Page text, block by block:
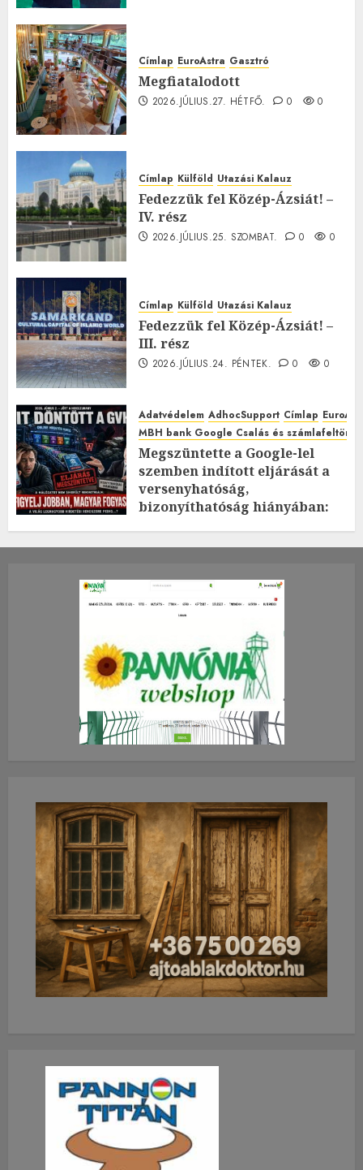
Címlap EuroAstra Gasztró
Megfiatalodott
2026.JÚLIUS.27. HÉTFŐ. 0 0
Címlap Külföld Utazási Kalauz
Fedezzük fel Közép-Ázsiát! –
IV. rész
2026.JÚLIUS.25. SZOMBAT. 0 0
Címlap Külföld Utazási Kalauz
Fedezzük fel Közép-Ázsiát! –
III. rész
2026.JÚLIUS.24. PÉNTEK. 0 0
Adatvédelem AdhocSupport Címlap
MBH bank Google Csalás és
Megszüntette a Google-lel
szemben indított eljárását a
versenyhatóság,
bizonyíthatóság hiányában:
2026.JÚLIUS.23. CSÜTÖRTÖK.
0